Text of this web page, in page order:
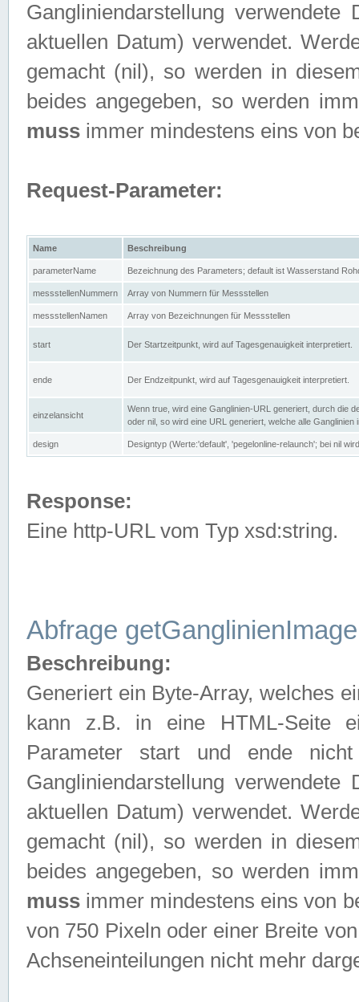
Gangliniendarstellung
aktuellen Datum) verwendet.
gemacht (nil), so werden in
beides angegeben, so werden
muss immer mindestens eins von
Request-Parameter:
Name Beschreibung
parameterName Bezeichnung des Parameters; default ist Wasserstand
messstellenNummern Array von Nummern für Messstellen
messstellenNamen Array von Bezeichnungen für Messstellen
start Der Startzeitpunkt, wird auf Tagesgenauigkeit interpretiert.
ende Der Endzeitpunkt, wird auf Tagesgenauigkeit interpretiert.
einzelansicht
Wenn true, wird eine Ganglinien-URL generiert, durch die
oder nil, so wird eine URL generiert, welche alle Ganglinien
design Designtyp (Werte:'default', 'pegelonline-relaunch'; bei nil
Response:
Eine http-URL vom Typ xsd:string.
Abfrage getGanglinienImage
Beschreibung:
Generiert ein Byte-Array, welches
kann z.B. in eine HTML-Seite
Parameter start und ende
Gangliniendarstellung
aktuellen Datum) verwendet.
gemacht (nil), so werden in
beides angegeben, so werden
muss immer mindestens eins von
von 750 Pixeln oder einer Breite
Achseneinteilungen nicht mehr